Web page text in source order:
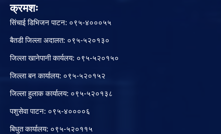
क्रमशः
सिंचाई डिभिजन पाटन: ०९५-४०००५५
बैतडी जिल्ला अदालत: ०९५-५२०१३०
जिल्ला खानेपानी कार्यलय: ०९५-५२०१५०
जिल्ला बन कार्यालय: ०९५-५२०१५२
जिल्ला हुलाक कार्यालय: ०९५-५२०१३८
पशुसेवा पाटन: ०९५-४००००६
बिधुत कार्यालय: ०९५-५२०११५